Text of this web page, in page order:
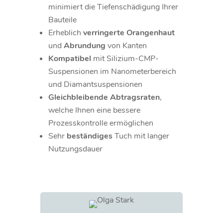
minimiert die Tiefenschädigung Ihrer
Bauteile
Erheblich verringerte Orangenhaut
und Abrundung von Kanten
Kompatibel mit Silizium-CMP-
Suspensionen im Nanometerbereich
und Diamantsuspensionen
Gleichbleibende Abtragsraten,
welche Ihnen eine bessere
Prozesskontrolle ermöglichen
Sehr beständiges Tuch mit langer
Nutzungsdauer